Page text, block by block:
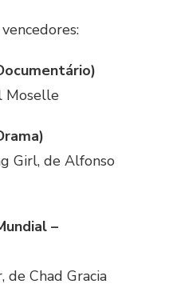
Moselle
Girl, de Alfonso
–
de Chad Gracia